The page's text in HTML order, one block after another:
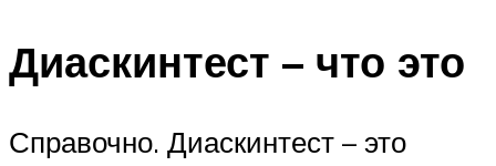
Диаскинтест – что это
Справочно. Диаскинтест – это